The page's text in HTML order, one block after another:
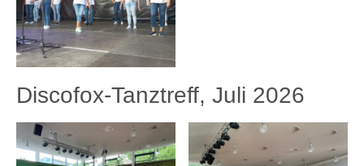
Discofox-Tanztreff, Juli 2026